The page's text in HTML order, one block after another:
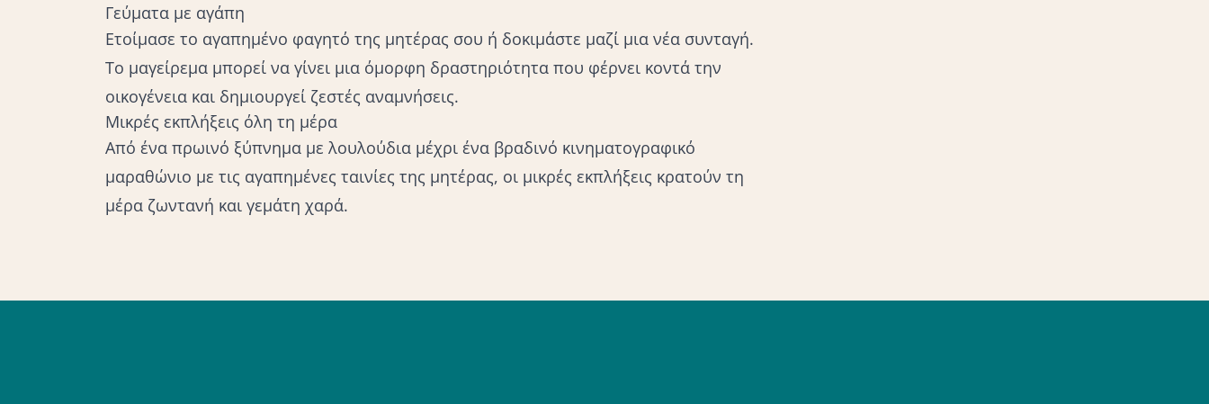
Γεύματα με αγάπη
Ετοίμασε το αγαπημένο φαγητό της μητέρας σου ή δοκιμάστε μαζί μια νέα συνταγή.
Το μαγείρεμα μπορεί να γίνει μια όμορφη δραστηριότητα που φέρνει κοντά την
οικογένεια και δημιουργεί ζεστές αναμνήσεις.
Μικρές εκπλήξεις όλη τη μέρα
Από ένα πρωινό ξύπνημα με λουλούδια μέχρι ένα βραδινό κινηματογραφικό
μαραθώνιο με τις αγαπημένες ταινίες της μητέρας, οι μικρές εκπλήξεις κρατούν τη
μέρα ζωντανή και γεμάτη χαρά.